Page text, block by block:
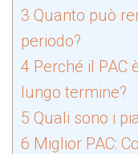
3 Quanto può
periodo?
4 Perché il PAC
lungo termine?
5 Quali sono i
6 Miglior PAC: